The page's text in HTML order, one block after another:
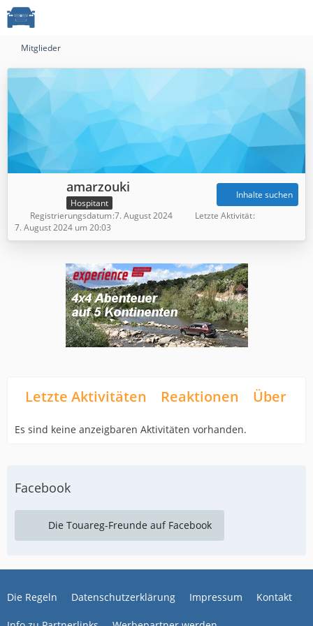
Mitglieder
amarzouki
Hospitant
Inhalte suchen
Registrierungsdatum 7. August 2024
Letzte Aktivität
7. August 2024 um 20:03
Letzte Aktivitäten Reaktionen Über
Es sind keine anzeigbaren Aktivitäten vorhanden.
Facebook
Die Touareg-Freunde auf Facebook
Die Regeln Datenschutzerklärung Impressum Kontakt